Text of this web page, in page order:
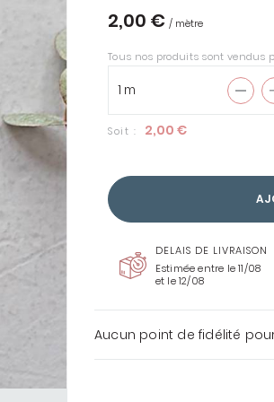
COUSETTE LOVES LIBERTY
TOUS LES TISSUS
LIBERTY
ENTOILAGES &
THERMOCOLLANTS
2,00 € / mètre
Tous nos produits sont vendus
Soit : 2,00 €
DELAIS DE LIVRAISON
Estimée entre le 11/08
et le 12/08
Aucun point de fidélité